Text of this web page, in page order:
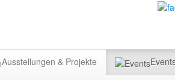
Ausstellungen & Projekte